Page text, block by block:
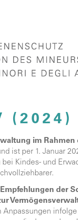
(2024)
im
ist per 1. Januar
Kindes- und
Empfehlungen der
infolge